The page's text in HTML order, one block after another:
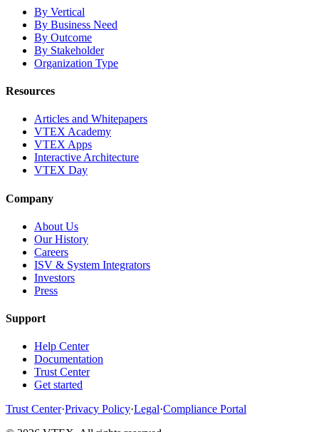
By Vertical
By Business Need
By Outcome
By Stakeholder
Organization Type
Resources
Articles and Whitepapers
VTEX Academy
VTEX Apps
Interactive Architecture
VTEX Day
Company
About Us
Our History
Careers
ISV & System Integrators
Investors
Press
Support
Help Center
Documentation
Trust Center
Get started
Trust Center·Privacy Policy·Legal·Compliance Portal